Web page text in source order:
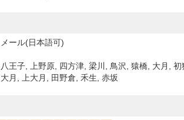
メール(日本語可)
八王子, 上野原, 四方津, 梁川, 鳥沢, 猿橋, 大月,
大月, 上大月, 田野倉, 禾生, 赤坂